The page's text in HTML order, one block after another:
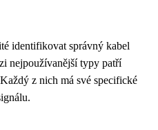
identifikovat správný kabel
nejpoužívanější typy patří
z nich má své specifické